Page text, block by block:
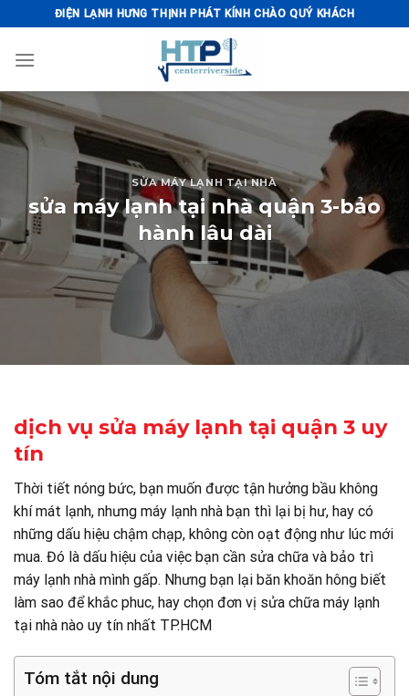
to
content
ĐIỆN LẠNH HƯNG THỊNH PHÁT KÍNH CHÀO QUÝ KHÁCH
SỬA MÁY LẠNH TẠI NHÀ
sửa máy lạnh tại nhà quận 3-bảo
hành lâu dài
dịch vụ sửa máy lạnh tại quận 3 uy
tín
Thời tiết nóng bức, bạn muốn được tận hưởng bầu không
khí mát lạnh, nhưng máy lạnh nhà bạn thì lại bị hư, hay có
những dấu hiệu chậm chạp, không còn oạt động như lúc mới
mua. Đó là dấu hiệu của việc bạn cần sửa chữa và bảo trì
máy lạnh nhà mình gấp. Nhưng bạn lại băn khoăn hông biết
làm sao để khắc phuc, hay chọn đơn vị sửa chữa máy lạnh
tại nhà nào uy tín nhất TP.HCM
Tóm tắt nội dung